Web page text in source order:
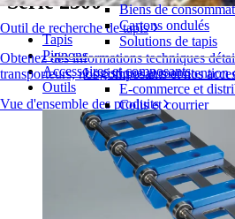
Outil de recherche de tapis
Obtenez des informations techniques
transporteurs, nos composants et nos
Vue d'ensemble des produits
Biens de
Cartons ondulés
Solutions de tapis
Logistique et manutention
E-commerce et
Colis et courrier
Automobile et pneus
Pneu
Automobile
Batteries de
Présentation des industries
Tapis
Pignons
Accessoires et composants
Outils